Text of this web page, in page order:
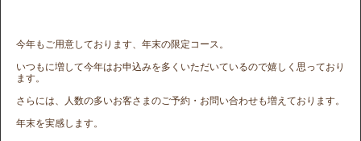
今年もご用意しております、年末の限定コース。
いつもに増して今年はお申込みを多くいただいているので嬉しく思っており
ます。
さらには、人数の多いお客さまのご予約・お問い合わせも増えております。
年末を実感します。